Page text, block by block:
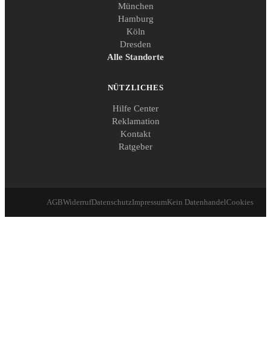
München
Hamburg
Köln
Dresden
Alle Standorte
NÜTZLICHES
Hilfe Center
Reklamation
Kontakt
Ratgeber
AGBWiderrufDatenschutzImpressumKein DatenhandelCookies